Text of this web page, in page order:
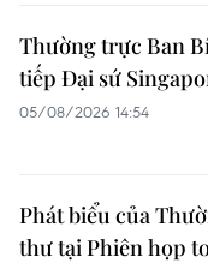
Thường trực Ban
tiếp Đại sứ
05/08/2026 14:54
Phát biểu của
thư tại Phiên họp